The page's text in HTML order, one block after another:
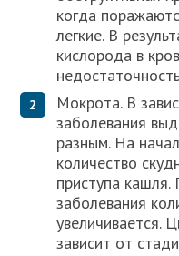
когда
легкие. В
кислорода в
Мокрота. В
заболевания
разным. На
количество
приступа
заболевания
увеличивается.
зависит от